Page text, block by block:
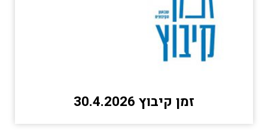
זמן קיבוץ 30.4.2026